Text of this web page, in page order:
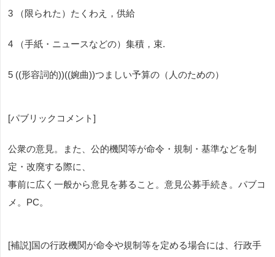
3 （限られた）たくわえ，供給
4 （手紙・ニュースなどの）集積，束.
5 ((形容詞的))((婉曲))つましい予算の（人のための）
[パブリックコメント]
公衆の意見。また、公的機関等が命令・規制・基準などを制
定・改廃する際に、
事前に広く一般から意見を募ること。意見公募手続き。パブコ
メ。PC。
[補説]国の行政機関が命令や規制等を定める場合には、行政手